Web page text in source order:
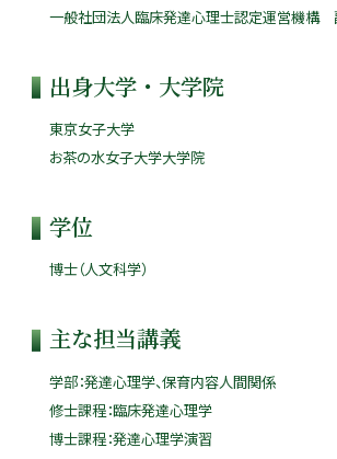
一般社団法人臨床発達心理士認定運営機構
出身大学・大学院
東京女子大学
お茶の水女子大学大学院
学位
博士（人文科学）
主な担当講義
学部：発達心理学、保育内容人間関係
修士課程：臨床発達心理学
博士課程：発達心理学演習